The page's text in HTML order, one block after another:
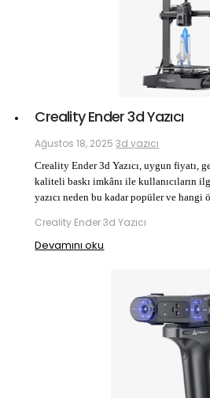
Creality Ender 3d Yazıcı
Ağustos 18, 2025 3d yazıcı
Creality Ender 3d Yazıcı, uygun fiyatı,
kaliteli baskı imkânı ile kullanıcıların
yazıcı neden bu kadar popüler ve
Creality Ender 3d Yazıcı
Devamını oku